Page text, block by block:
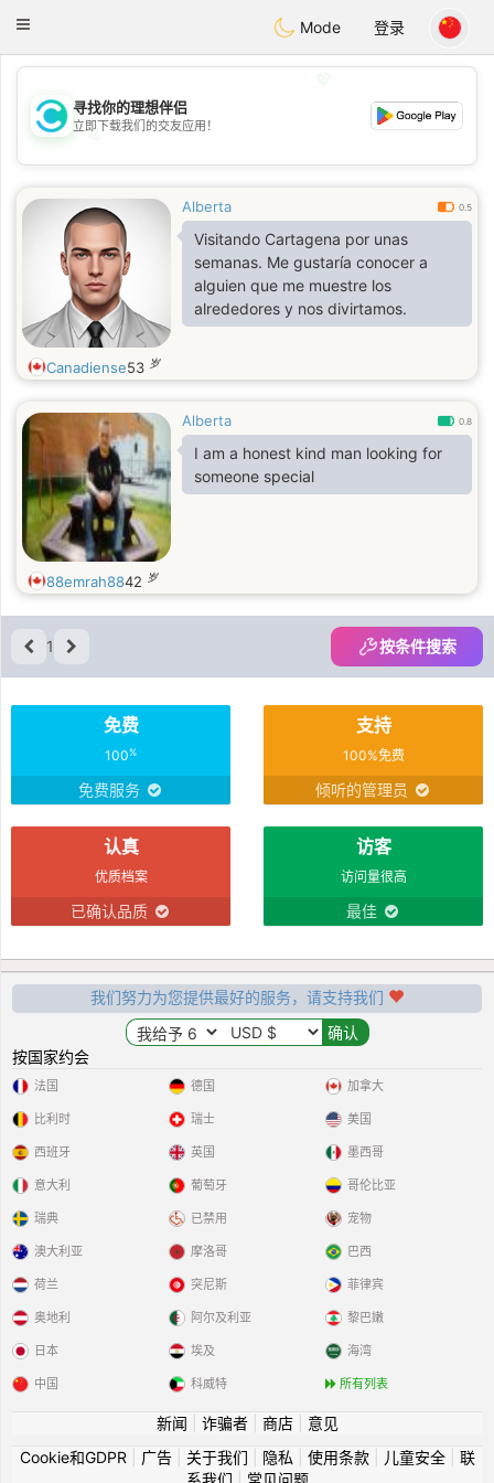
Citas
Toggle
Mode 登录
💖
💕
寻找你的理想伴侣
立即下载我们的交友应用！
Alberta 0.5
Visitando Cartagena por unas
semanas. Me gustaría conocer a
alguien que me muestre los
alrededores y nos divirtamos.
Canadiense53 岁
Alberta 0.8
I am a honest kind man looking for
someone special
88emrah8842 岁
1 按条件搜索
免费
100%
免费服务
支持
100%免费
倾听的管理员
认真
优质档案
已确认品质
访客
访问量很高
最佳
我们努力为您提供最好的服务，请支持我们
按国家约会
法国
比利时
西班牙
意大利
瑞典
德国
瑞士
英国
葡萄牙
已禁用
加拿大
美国
墨西哥
哥伦比亚
宠物
澳大利亚
荷兰
奥地利
日本
中国
摩洛哥
突尼斯
阿尔及利亚
埃及
科威特
巴西
菲律宾
黎巴嫩
海湾
所有列表
新闻 诈骗者| 商店| 意见
Cookie和GDPR
广告| 关于我们 隐私 使用条款| 儿童安全| 联
系我们
常见问题